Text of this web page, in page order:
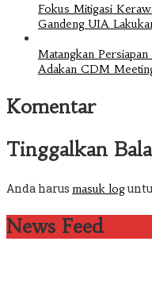
Fokus Mitigasi
Gandeng UIA
Matangkan
Adakan CDM
Komentar
Tinggalkan
Anda harus masuk log
News Feed